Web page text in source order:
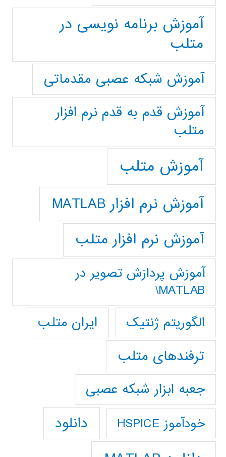
آموزش برنامه نویسی در
متلب
آموزش شبکه عصبی مقدماتی
آموزش قدم به قدم نرم افزار
متلب
آموزش متلب
آموزش نرم افزار MATLAB
آموزش نرم افزار متلب
آموزش پردازش تصوير در
MATLAB\
الگوریتم ژنتیک
ایران متلب
ترفندهای متلب
جعبه ابزار شبکه عصبی
خودآموز HSPICE دانلود